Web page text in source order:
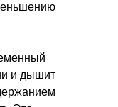
и дышит